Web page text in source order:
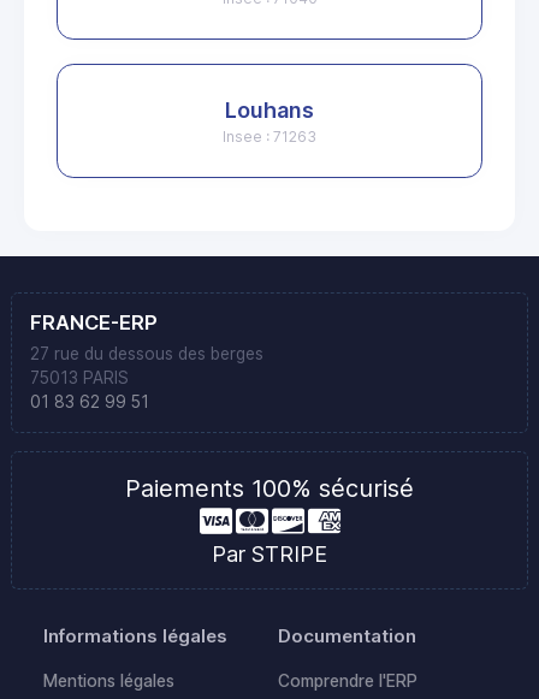
Louhans
Insee : 71263
FRANCE-ERP
27 rue du dessous des berges
75013 PARIS
01 83 62 99 51
Paiements 100% sécurisé
Par STRIPE
Informations légales
Mentions légales
Documentation
Comprendre l'ERP